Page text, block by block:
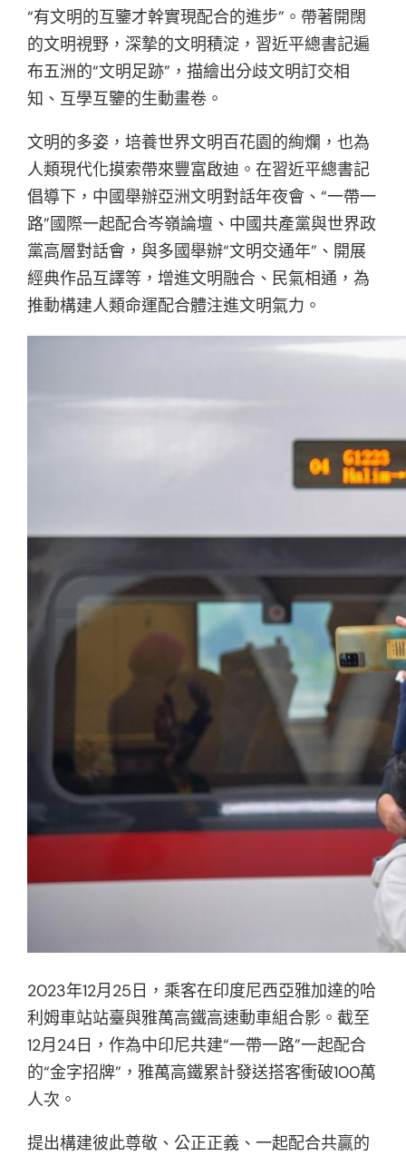
“有文明的互鑒才幹實現配合的進步”。帶著開闊
的文明視野，深摯的文明積淀，習近平總書記遍
布五洲的“文明足跡”，描繪出分歧文明訂交相
知、互學互鑒的生動畫卷。
文明的多姿，培養世界文明百花園的絢爛，也為
人類現代化摸索帶來豐富啟迪。在習近平總書記
倡導下，中國舉辦亞洲文明對話年夜會、“一帶一
路”國際一起配合岑嶺論壇、中國共產黨與世界政
黨高層對話會，與多國舉辦“文明交通年”、開展
經典作品互譯等，增進文明融合、民氣相通，為
推動構建人類命運配合體注進文明氣力。
2023年12月25日，乘客在印度尼西亞雅加達的哈
利姆車站站臺與雅萬高鐵高速動車組合影。截至
12月24日，作為中印尼共建“一帶一路”一起配合
的“金字招牌”，雅萬高鐵累計發送搭客衝破100萬
人次。
提出構建彼此尊敬、公正正義、一起配合共贏的